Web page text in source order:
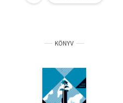
KÖNYV